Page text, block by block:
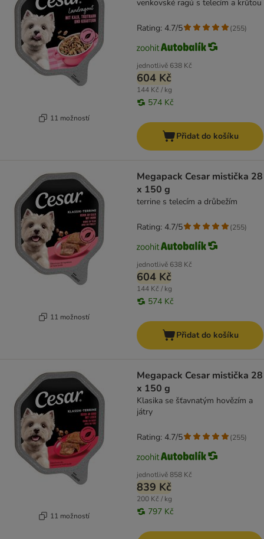
11 možností
venkovské ragú s telecím a krůtou
jednotlivě 638 Kč
604 Kč
144 Kč / kg
574 Kč
Rating: 4.7/5 (255)
Přidat do košíku
11 možností
Megapack Cesar mistička 28
x 150 g
terrine s telecím a drůbežím
jednotlivě 638 Kč
604 Kč
144 Kč / kg
574 Kč
Rating: 4.7/5 (255)
Přidat do košíku
11 možností
Megapack Cesar mistička 28
x 150 g
Klasika se šťavnatým hovězím a
játry
jednotlivě858 Kč
839 Kč
200 Kč / kg
797 Kč
Rating: 4.7/5 (255)